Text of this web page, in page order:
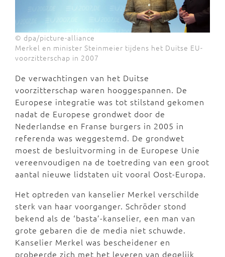
© dpa/picture-alliance
Merkel en minister Steinmeier tijdens het Duitse EU-
voorzitterschap in 2007
De verwachtingen van het Duitse
voorzitterschap waren hooggespannen. De
Europese integratie was tot stilstand gekomen
nadat de Europese grondwet door de
Nederlandse en Franse burgers in 2005 in
referenda was weggestemd. De grondwet
moest de besluitvorming in de Europese Unie
vereenvoudigen na de toetreding van een groot
aantal nieuwe lidstaten uit vooral Oost-Europa.
Het optreden van kanselier Merkel verschilde
sterk van haar voorganger. Schröder stond
bekend als de ‘basta’-kanselier, een man van
grote gebaren die de media niet schuwde.
Kanselier Merkel was bescheidener en
probeerde zich met het leveren van degelijk